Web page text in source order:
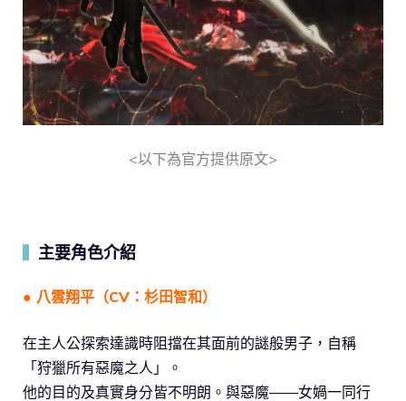
<以下為官方提供原文>
主要角色介紹
● 八雲翔平（CV：杉田智和）
在主人公探索達識時阻擋在其面前的謎般男子，自稱
「狩獵所有惡魔之人」。
他的目的及真實身分皆不明朗。與惡魔——女媧一同行